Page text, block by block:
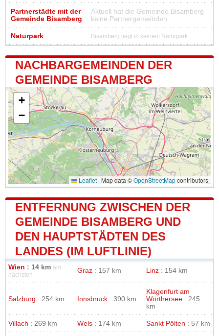
Partnerstädte mit der
Gemeinde Bisamberg
Aktuell hat die Gemeinde Bisamberg
keine Partnergemeinden
Naturpark Bisamberg liegt in keinem Naturpark
NACHBARGEMEINDEN DER
GEMEINDE BISAMBERG
+
−
Leaflet | Map data ©OpenStreetMapcontributors
ENTFERNUNG ZWISCHEN DER
GEMEINDE BISAMBERG UND
DEN HAUPTSTÄDTEN DES
LANDES (IM LUFTLINIE)
Wien : 14 km am
nächsten
Graz : 157 km Linz : 154 km
Salzburg : 254 km Innsbruck : 390 km
Klagenfurt am
Wörthersee : 245
km
Villach : 269 km Wels : 174 km Sankt Pölten : 57 km